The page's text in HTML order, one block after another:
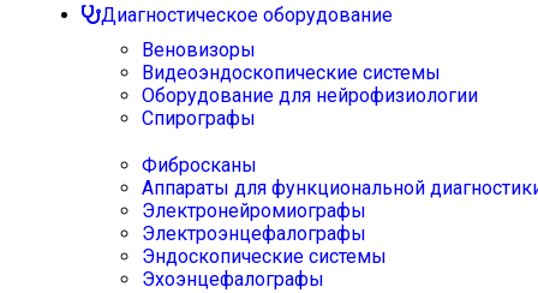
Диагностическое оборудование
Веновизоры
Видеоэндоскопические системы
Оборудование для нейрофизиологии
Спирографы
Фибросканы
Аппараты для функциональной
Электронейромиографы
Электроэнцефалографы
Эндоскопические системы
Эхоэнцефалографы